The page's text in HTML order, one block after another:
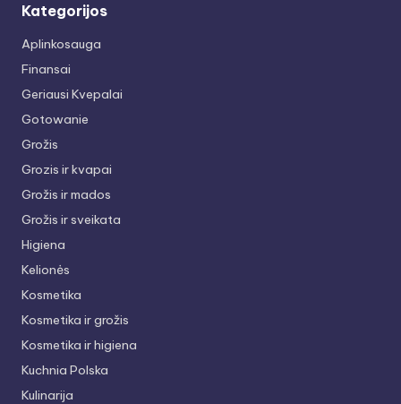
Kategorijos
Aplinkosauga
Finansai
Geriausi Kvepalai
Gotowanie
Grožis
Grozis ir kvapai
Grožis ir mados
Grožis ir sveikata
Higiena
Kelionės
Kosmetika
Kosmetika ir grožis
Kosmetika ir higiena
Kuchnia Polska
Kulinarija